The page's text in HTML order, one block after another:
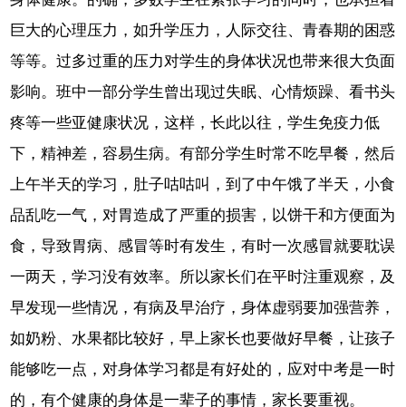
巨大的心理压力，如升学压力，人际交往、青春期的困惑
等等。过多过重的压力对学生的身体状况也带来很大负面
影响。班中一部分学生曾出现过失眠、心情烦躁、看书头
疼等一些亚健康状况，这样，长此以往，学生免疫力低
下，精神差，容易生病。有部分学生时常不吃早餐，然后
上午半天的学习，肚子咕咕叫，到了中午饿了半天，小食
品乱吃一气，对胃造成了严重的损害，以饼干和方便面为
食，导致胃病、感冒等时有发生，有时一次感冒就要耽误
一两天，学习没有效率。所以家长们在平时注重观察，及
早发现一些情况，有病及早治疗，身体虚弱要加强营养，
如奶粉、水果都比较好，早上家长也要做好早餐，让孩子
能够吃一点，对身体学习都是有好处的，应对中考是一时
的，有个健康的身体是一辈子的事情，家长要重视。